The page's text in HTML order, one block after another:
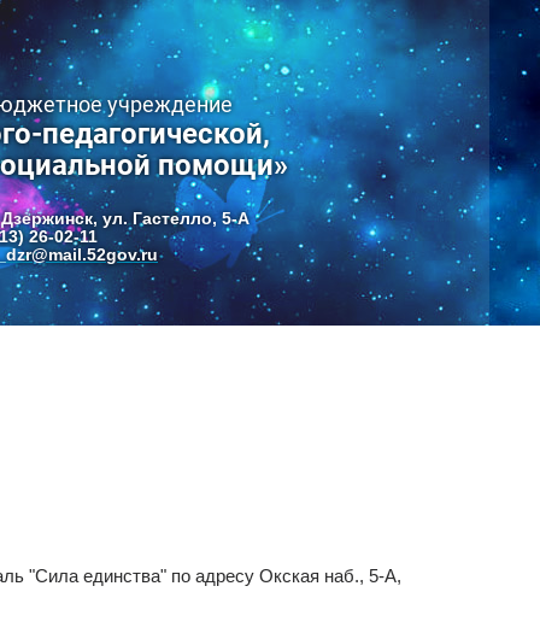
учреждение
педагогической,
помощи»
ул. Гастелло, 5-А
26-02-11
"Сила единства" по адресу Окская наб., 5-А,